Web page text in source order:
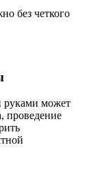
без четкого
руками может
проведение